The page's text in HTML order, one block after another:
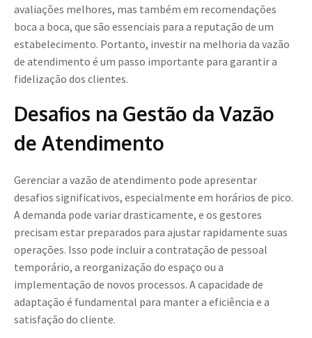
avaliações melhores, mas também em recomendações
boca a boca, que são essenciais para a reputação de um
estabelecimento. Portanto, investir na melhoria da vazão
de atendimento é um passo importante para garantir a
fidelização dos clientes.
Desafios na Gestão da Vazão
de Atendimento
Gerenciar a vazão de atendimento pode apresentar
desafios significativos, especialmente em horários de pico.
A demanda pode variar drasticamente, e os gestores
precisam estar preparados para ajustar rapidamente suas
operações. Isso pode incluir a contratação de pessoal
temporário, a reorganização do espaço ou a
implementação de novos processos. A capacidade de
adaptação é fundamental para manter a eficiência e a
satisfação do cliente.